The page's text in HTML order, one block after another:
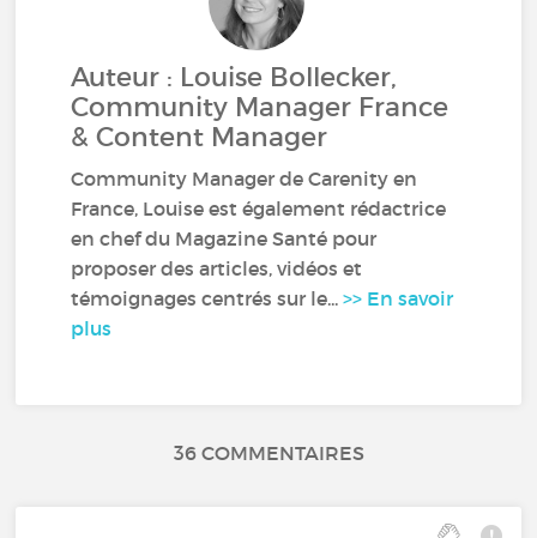
Auteur : Louise Bollecker,
Community Manager France
& Content Manager
Community Manager de Carenity en
France, Louise est également rédactrice
en chef du Magazine Santé pour
proposer des articles, vidéos et
témoignages centrés sur le...>> En savoir
plus
36 COMMENTAIRES